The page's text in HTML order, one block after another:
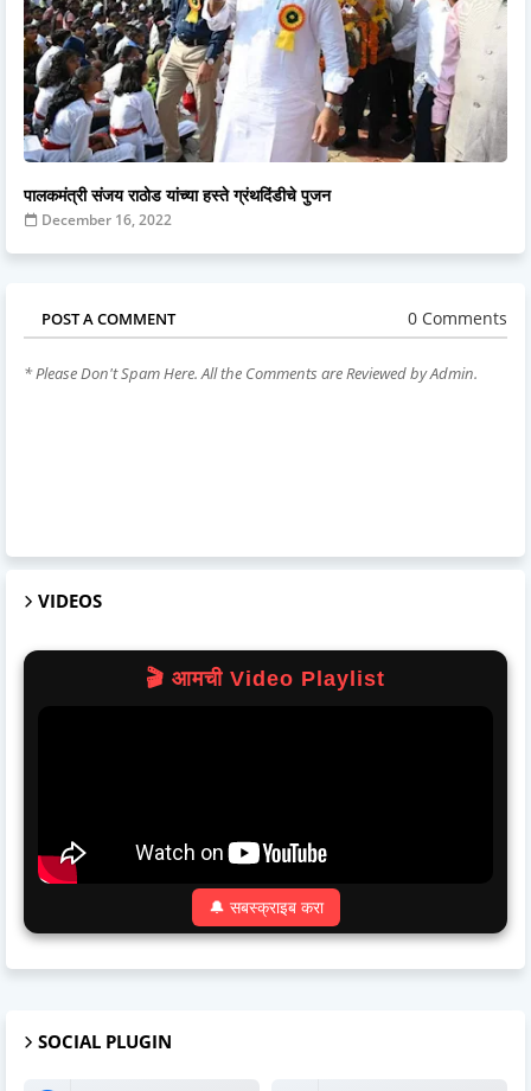
पालकमंत्री संजय राठोड यांच्या हस्ते ग्रंथदिंडीचे पुजन
December 16, 2022
POST A COMMENT 0 Comments
* Please Don't Spam Here. All the Comments are Reviewed by Admin.
VIDEOS
🎬 आमची Video Playlist
🔔 सबस्क्राइब करा
SOCIAL PLUGIN